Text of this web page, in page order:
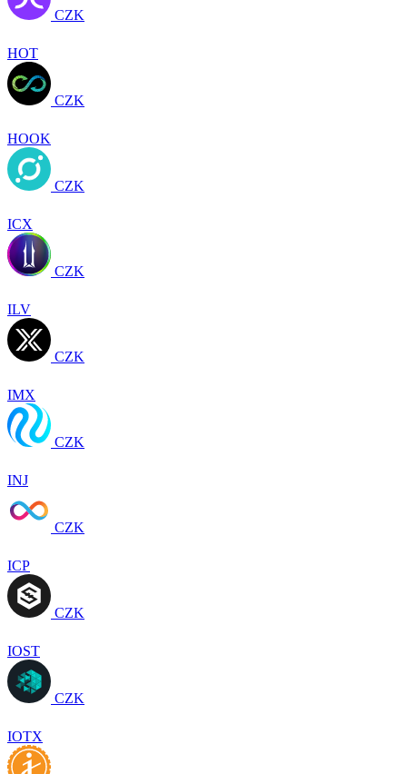
CZK
HOT
CZK
HOOK
CZK
ICX
CZK
ILV
CZK
IMX
CZK
INJ
CZK
ICP
CZK
IOST
CZK
IOTX